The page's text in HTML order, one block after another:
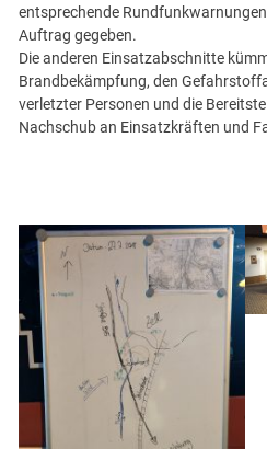
entsprechende
Auftrag gegeben.
Die anderen Einsatzabschnitte
Brandbekämpfung, den
verletzter Personen und die
Nachschub an Einsatzkräften und